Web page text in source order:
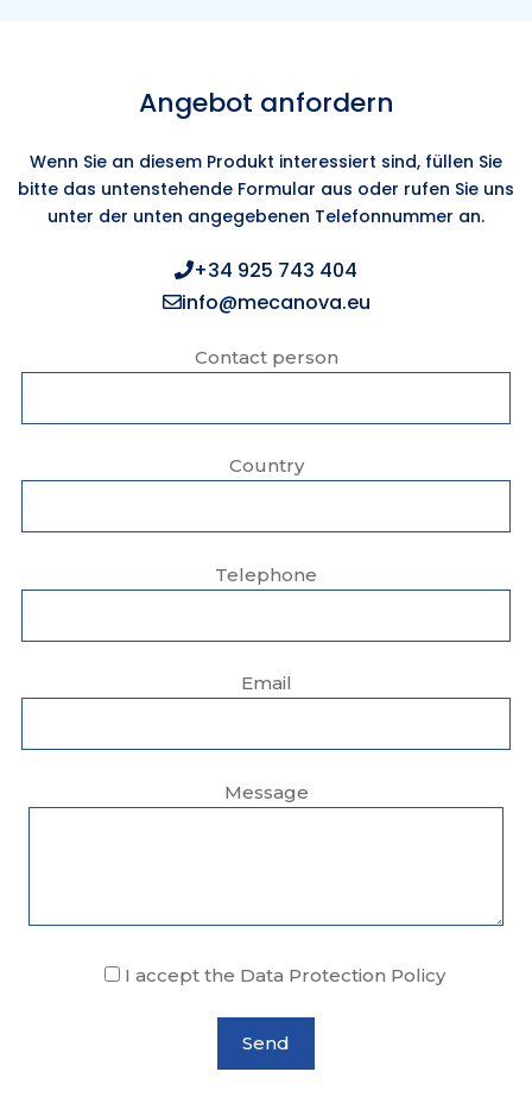
Angebot anfordern
Wenn Sie an diesem Produkt interessiert sind, füllen Sie
bitte das untenstehende Formular aus oder rufen Sie uns
unter der unten angegebenen Telefonnummer an.
+34 925 743 404
info@mecanova.eu
Contact person
Country
Telephone
Email
Message
I accept the Data Protection Policy